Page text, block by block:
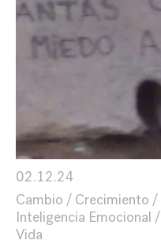
02.12.24
Cambio
Crecimiento
Inteligencia Emocional
Vida